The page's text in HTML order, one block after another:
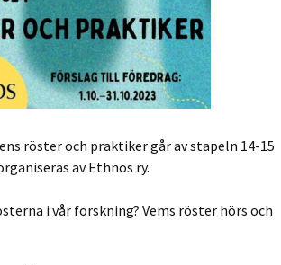
röster och praktiker går av stapeln 14-15
av Ethnos ry.
i vår forskning? Vems röster hörs och